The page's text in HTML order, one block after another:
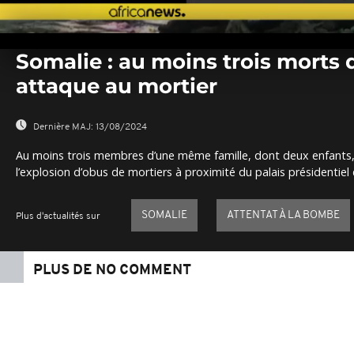
seconds
secondsVolume
Somalie : au moins trois morts
attaque au mortier
Dernière MAJ: 13/08/2024
Au moins trois membres d’une même famille, dont deux
l’explosion d’obus de mortiers à proximité du palais
Plus d'actualités sur SOMALIE ATTENTAT À LA BOMBE
PLUS DE NO COMMENT